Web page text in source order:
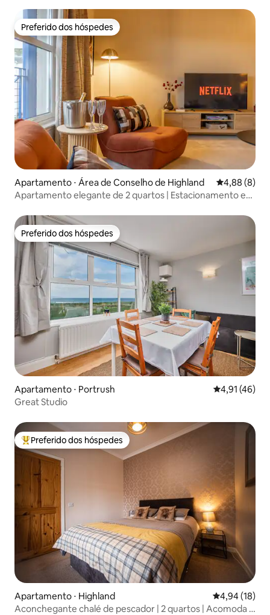
Preferido dos hóspedes
Preferido dos hóspedes
Apartamento ⋅ Área de Conselho de Highland 4,88 de uma
4,88 (8)
Apartamento elegante de 2 quartos | Estacionamento e
Preferido dos hóspedes
Preferido dos hóspedes
Apartamento ⋅ Portrush 4,91 de uma
4,91 (46)
Great Studio
Entre os melhores preferidos dos hóspedes
Preferido dos hóspedes
Apartamento ⋅ Highland 4,94 de uma
4,94 (18)
Aconchegante chalé de pescador | 2 quartos | Acomoda 4